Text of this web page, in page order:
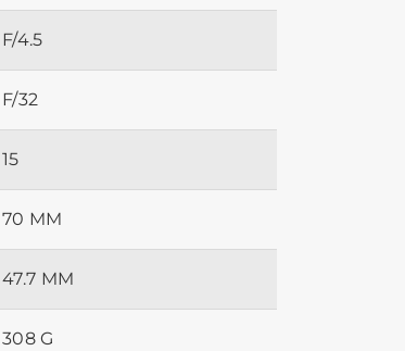
F/4.5
F/32
15
70 MM
47.7 MM
308 G